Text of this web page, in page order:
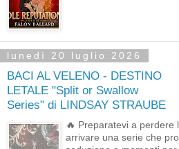
lunedì 20 luglio 2026
BACI AL VELENO - DESTINO
LETALE "Split or Swallow
Series" di LINDSAY STRAUBE
🔥 Preparatevi a perdere
arrivare una serie che